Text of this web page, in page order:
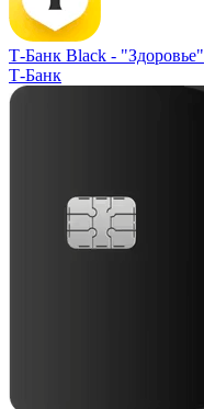
Т-Банк Black - "Здоровье"
Т-Банк